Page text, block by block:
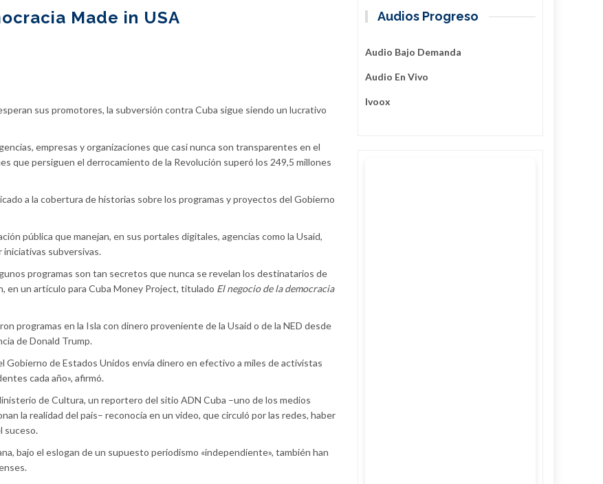
Made in USA
sus promotores, la subversión contra Cuba sigue siendo un lucrativo
empresas y organizaciones que casi nunca son transparentes en el
que persiguen el derrocamiento de la Revolución superó los 249,5 millones
a la cobertura de historias sobre los programas y proyectos del Gobierno
pública que manejan, en sus portales digitales, agencias como la Usaid,
iniciativas subversivas.
programas son tan secretos que nunca se revelan los destinatarios de
en un artículo para Cuba Money Project, titulado El negocio de la democracia
programas en la Isla con dinero proveniente de la Usaid o de la NED desde
de Donald Trump.
Gobierno de Estados Unidos envía dinero en efectivo a miles de activistas
cada año», afirmó.
de Cultura, un reportero del sitio ADN Cuba –uno de los medios
la realidad del país– reconocía en un video, que circuló por las redes, haber
suceso.
bajo el eslogan de un supuesto periodismo «independiente», también han
Audios Progreso
Audio Bajo Demanda
Audio En Vivo
Ivoox